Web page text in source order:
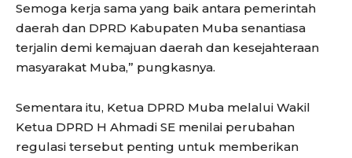
Semoga kerja sama yang baik antara pemerintah
daerah dan DPRD Kabupaten Muba senantiasa
terjalin demi kemajuan daerah dan kesejahteraan
masyarakat Muba,” pungkasnya.
Sementara itu, Ketua DPRD Muba melalui Wakil
Ketua DPRD H Ahmadi SE menilai perubahan
regulasi tersebut penting untuk memberikan